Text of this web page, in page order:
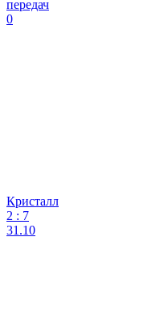
передач
0
Кристалл
2 : 7
31.10